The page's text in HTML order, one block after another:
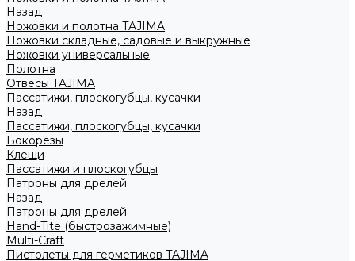
Назад
Ножовки и полотна TAJIMA
Ножовки складные, садовые и выкружные
Ножовки универсальные
Полотна
Отвесы TAJIMA
Пассатижи, плоскогубцы, кусачки
Назад
Пассатижи, плоскогубцы, кусачки
Бокорезы
Клещи
Пассатижи и плоскогубцы
Патроны для дрелей
Назад
Патроны для дрелей
Hand-Tite (быстрозажимные)
Multi-Craft
Пистолеты для герметиков TAJIMA